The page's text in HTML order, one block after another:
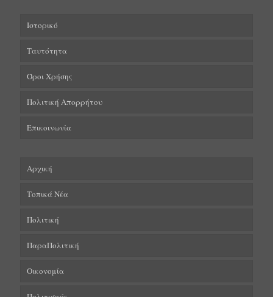
Ιστορικό
Ταυτότητα
Όροι Χρήσης
Πολιτική Απορρήτου
Επικοινωνία
Αρχική
Τοπικά Νέα
Πολιτική
ΠαραΠολιτική
Οικονομία